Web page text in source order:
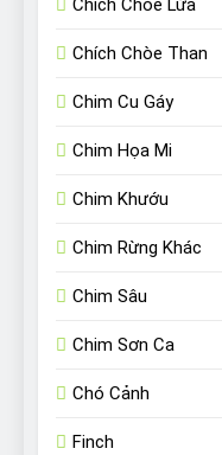
Chích Chòe Lửa
Chích Chòe Than
Chim Cu Gáy
Chim Họa Mi
Chim Khướu
Chim Rừng Khác
Chim Sâu
Chim Sơn Ca
Chó Cảnh
Finch